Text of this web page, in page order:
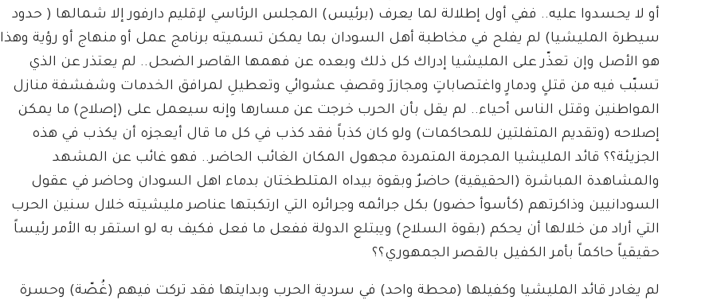
أو لا يحسدوا عليه.. ففي أول إطلالة لما يعرف (برئيس) المجلس الرئاسي لإقليم دارفور إلا شمالها ( حدود
سيطرة المليشيا) لم يفلح في مخاطبة أهل السودان بما يمكن تسميته برنامج عمل أو منهاج أو رؤية وهذا
هو الأصل وإن تعذّر على المليشيا إدراك كل ذلك وبعده عن فهمها القاصر الضحل.. لم يعتذر عن الذي
تسبّب فيه من قتلٍ ودمارٍ واغتصاباتٍ ومجازرَ وقصفِ عشوائي وتعطيلِ لمرافق الخدمات وشفشفة منازل
المواطنين وقتل الناس أحياء.. لم يقل بأن الحرب خرجت عن مسارها وإنه سيعمل على (إصلاح) ما يمكن
إصلاحه (وتقديم المتفلتين للمحاكمات) ولو كان كذباً فقد كذب في كل ما قال أيعجزه أن يكذب في هذه
الجزيئة؟؟ قائد المليشيا المجرمة المتمردة مجهول المكان الغائب الحاضر.. فهو غائب عن المشهد
والمشاهدة المباشرة (الحقيقية) حاضرٌ وبقوة بيداه المتلطختان بدماء اهل السودان وحاضر في عقول
السودانيين وذاكرتهم (كأسوأ حضور) بكل جرائمه وجرائره التي ارتكبتها عناصر مليشيته خلال سنين الحرب
التي أراد من خلالها أن يحكم (بقوة السلاح) ويبتلع الدولة ففعل ما فعل فكيف به لو استقر به الأمر رئيساً
حقيقياً حاكماً بأمر الكفيل بالقصر الجمهوري؟؟
لم يغادر قائد المليشيا وكفيلها (محطة واحد) في سردية الحرب وبدايتها فقد تركت فيهم (غُصّة) وحسرة